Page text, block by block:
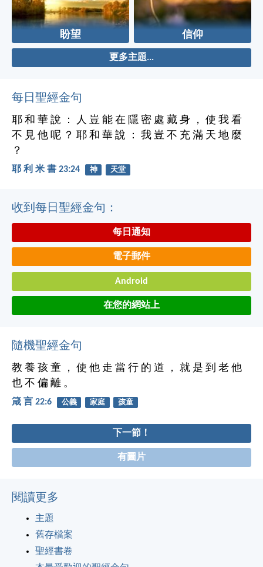
盼望 信仰
更多主題...
每日聖經金句
耶 和 華 說 ： 人 豈 能 在 隱 密 處 藏 身 ， 使 我 看
不 見 他 呢 ？ 耶 和 華 說 ： 我 豈 不 充 滿 天 地 麼
？
耶 利 米 書 23:24 神 天堂
收到每日聖經金句：
每日通知
電子郵件
Android
在您的網站上
隨機聖經金句
教 養 孩 童 ， 使 他 走 當 行 的 道 ， 就 是 到 老 他
也 不 偏 離 。
箴 言 22:6 公義 家庭 孩童
下一節！
有圖片
閱讀更多
主題
舊存檔案
聖經書卷